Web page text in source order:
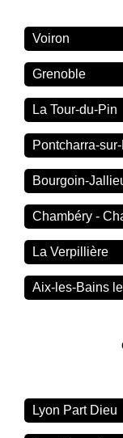
Voiron
Grenoble
La Tour-du-Pin
Pontcharra-
Bourgoin-
Chambéry -
La Verpillière
Aix-les-Bains
Lyon Part Dieu